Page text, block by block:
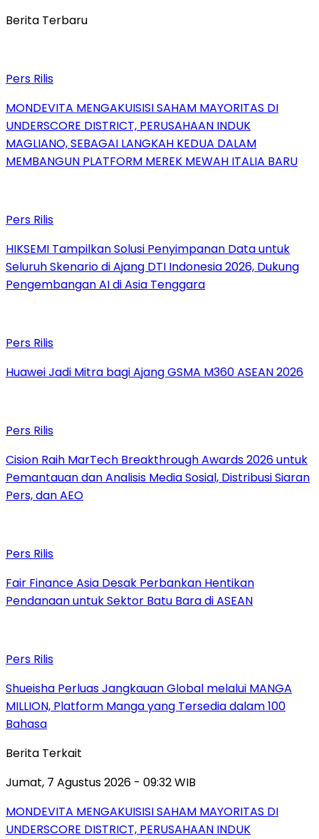
Berita Terbaru
Pers Rilis
MONDEVITA MENGAKUISISI SAHAM MAYORITAS DI
UNDERSCORE DISTRICT, PERUSAHAAN INDUK
MAGLIANO, SEBAGAI LANGKAH KEDUA DALAM
MEMBANGUN PLATFORM MEREK MEWAH ITALIA BARU
Pers Rilis
HIKSEMI Tampilkan Solusi Penyimpanan Data untuk
Seluruh Skenario di Ajang DTI Indonesia 2026, Dukung
Pengembangan AI di Asia Tenggara
Pers Rilis
Huawei Jadi Mitra bagi Ajang GSMA M360 ASEAN 2026
Pers Rilis
Cision Raih MarTech Breakthrough Awards 2026 untuk
Pemantauan dan Analisis Media Sosial, Distribusi Siaran
Pers, dan AEO
Pers Rilis
Fair Finance Asia Desak Perbankan Hentikan
Pendanaan untuk Sektor Batu Bara di ASEAN
Pers Rilis
Shueisha Perluas Jangkauan Global melalui MANGA
MILLION, Platform Manga yang Tersedia dalam 100
Bahasa
Berita Terkait
Jumat, 7 Agustus 2026 - 09:32 WIB
MONDEVITA MENGAKUISISI SAHAM MAYORITAS DI
UNDERSCORE DISTRICT, PERUSAHAAN INDUK